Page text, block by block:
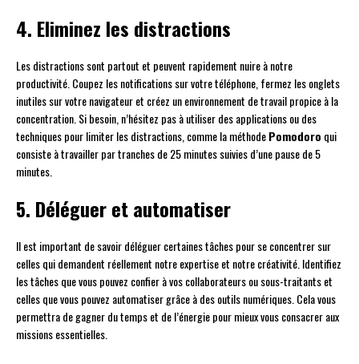
4. Eliminez les distractions
Les distractions sont partout et peuvent rapidement nuire à notre
productivité. Coupez les notifications sur votre téléphone, fermez les onglets
inutiles sur votre navigateur et créez un environnement de travail propice à la
concentration. Si besoin, n’hésitez pas à utiliser des applications ou des
techniques pour limiter les distractions, comme la méthodePomodoro qui
consiste à travailler par tranches de 25 minutes suivies d’une pause de 5
minutes.
5. Déléguer et automatiser
Il est important de savoir déléguer certaines tâches pour se concentrer sur
celles qui demandent réellement notre expertise et notre créativité. Identifiez
les tâches que vous pouvez confier à vos collaborateurs ou sous-traitants et
celles que vous pouvez automatiser grâce à des outils numériques. Cela vous
permettra de gagner du temps et de l’énergie pour mieux vous consacrer aux
missions essentielles.